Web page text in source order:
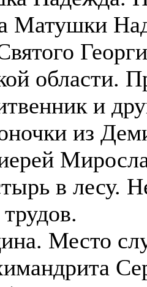
Матушки
области.
и
из
в лесу.
Место